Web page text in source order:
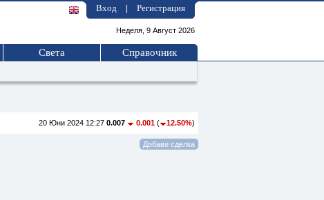
Вход Регистрация
Неделя, 9 Август 2026
Света Справочник
20 Юни 2024 12:27 0.007 0.001 ( 12.50%)